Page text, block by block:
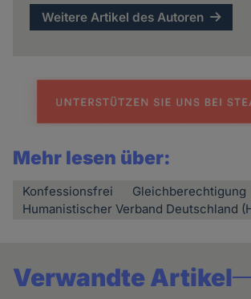
Weitere Artikel des Autoren
Mehr lesen über:
Konfessionsfrei
Gleichberechtigung
Humanistischer Verband Deutschland
Verwandte Artikel